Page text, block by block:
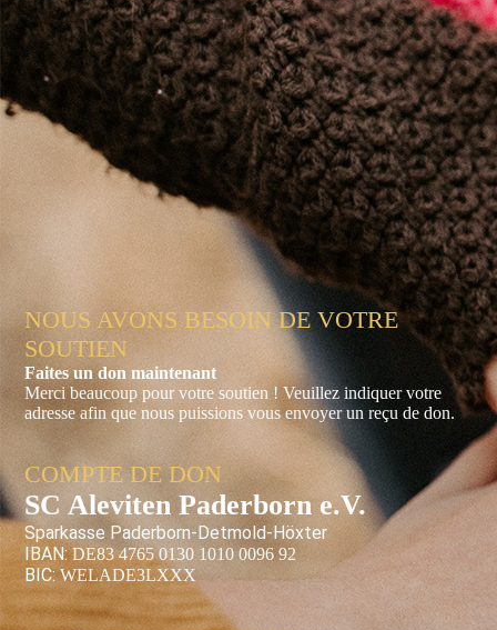
NOUS AVONS BESOIN DE VOTRE
SOUTIEN
Faites un don maintenant
Merci beaucoup pour votre soutien ! Veuillez indiquer votre
adresse afin que nous puissions vous envoyer un reçu de don.
COMPTE DE DON
SC Aleviten Paderborn e.V.
Sparkasse Paderborn-Detmold-Höxter
IBAN:DE83 4765 0130 1010 0096 92
BIC:WELADE3LXXX